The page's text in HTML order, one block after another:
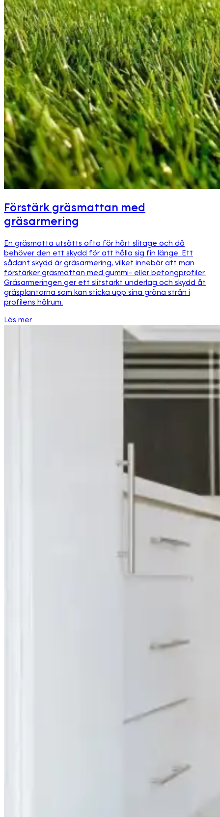
Förstärk gräsmattan med
gräsarmering
En gräsmatta utsätts ofta för hårt slitage och då
behöver den ett skydd för att hålla sig fin länge. Ett
sådant skydd är gräsarmering, vilket innebär att man
förstärker gräsmattan med gummi- eller betongprofiler.
Gräsarmeringen ger ett slitstarkt underlag och skydd åt
gräsplantorna som kan sticka upp sina gröna strån i
profilens hålrum.
Läs mer